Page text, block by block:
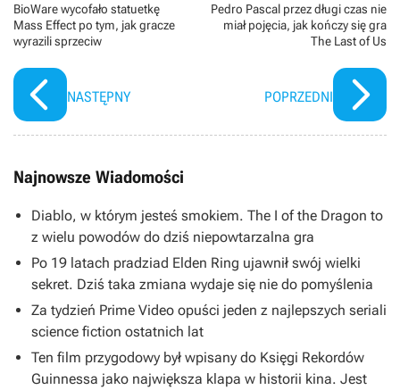
BioWare wycofało statuetkę
Mass Effect po tym, jak gracze
wyrazili sprzeciw
NASTĘPNY
Pedro Pascal przez długi czas nie
miał pojęcia, jak kończy się gra
The Last of Us
POPRZEDNI
Najnowsze Wiadomości
Diablo, w którym jesteś smokiem. The I of the Dragon to
z wielu powodów do dziś niepowtarzalna gra
Po 19 latach pradziad Elden Ring ujawnił swój wielki
sekret. Dziś taka zmiana wydaje się nie do pomyślenia
Za tydzień Prime Video opuści jeden z najlepszych seriali
science fiction ostatnich lat
Ten film przygodowy był wpisany do Księgi Rekordów
Guinnessa jako największa klapa w historii kina. Jest